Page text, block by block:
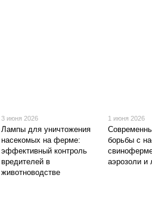
3 июня 2026
Лампы для уничтожения
насекомых на ферме:
эффективный контроль
вредителей в
животноводстве
1 июня 2026
борьбы с
аэрозоли и